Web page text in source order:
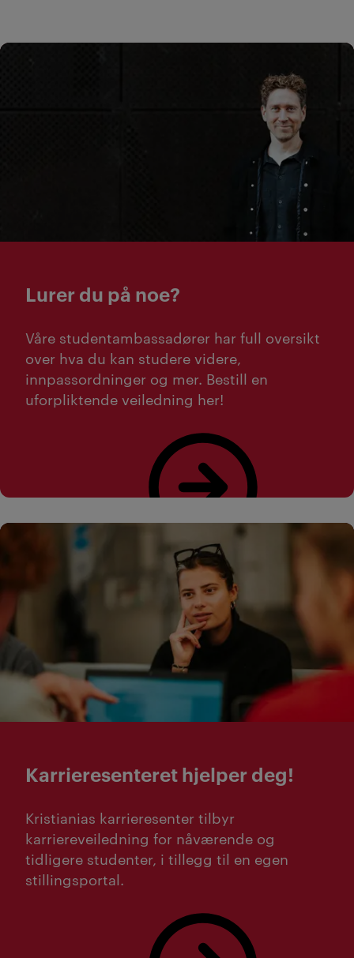
Studere mer ved
Lurer du på noe?
Våre studentambassadører har full oversikt
over hva du kan studere videre,
innpassordninger og mer. Bestill en
uforpliktende veiledning her!
Bestill studieveiledning her!
Karrieresenteret hjelper deg!
Kristianias karrieresenter tilbyr
karriereveiledning for nåværende og
tidligere studenter, i tillegg til en egen
stillingsportal.
Bestill karriereveiledning på Kristiania her.